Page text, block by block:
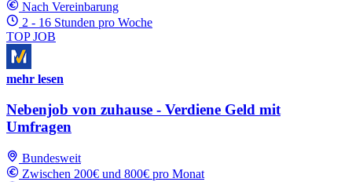
Nach Vereinbarung
2 - 16 Stunden pro Woche
TOP JOB
mehr lesen
Nebenjob von zuhause - Verdiene Geld mit
Umfragen
Bundesweit
Zwischen 200€ und 800€ pro Monat